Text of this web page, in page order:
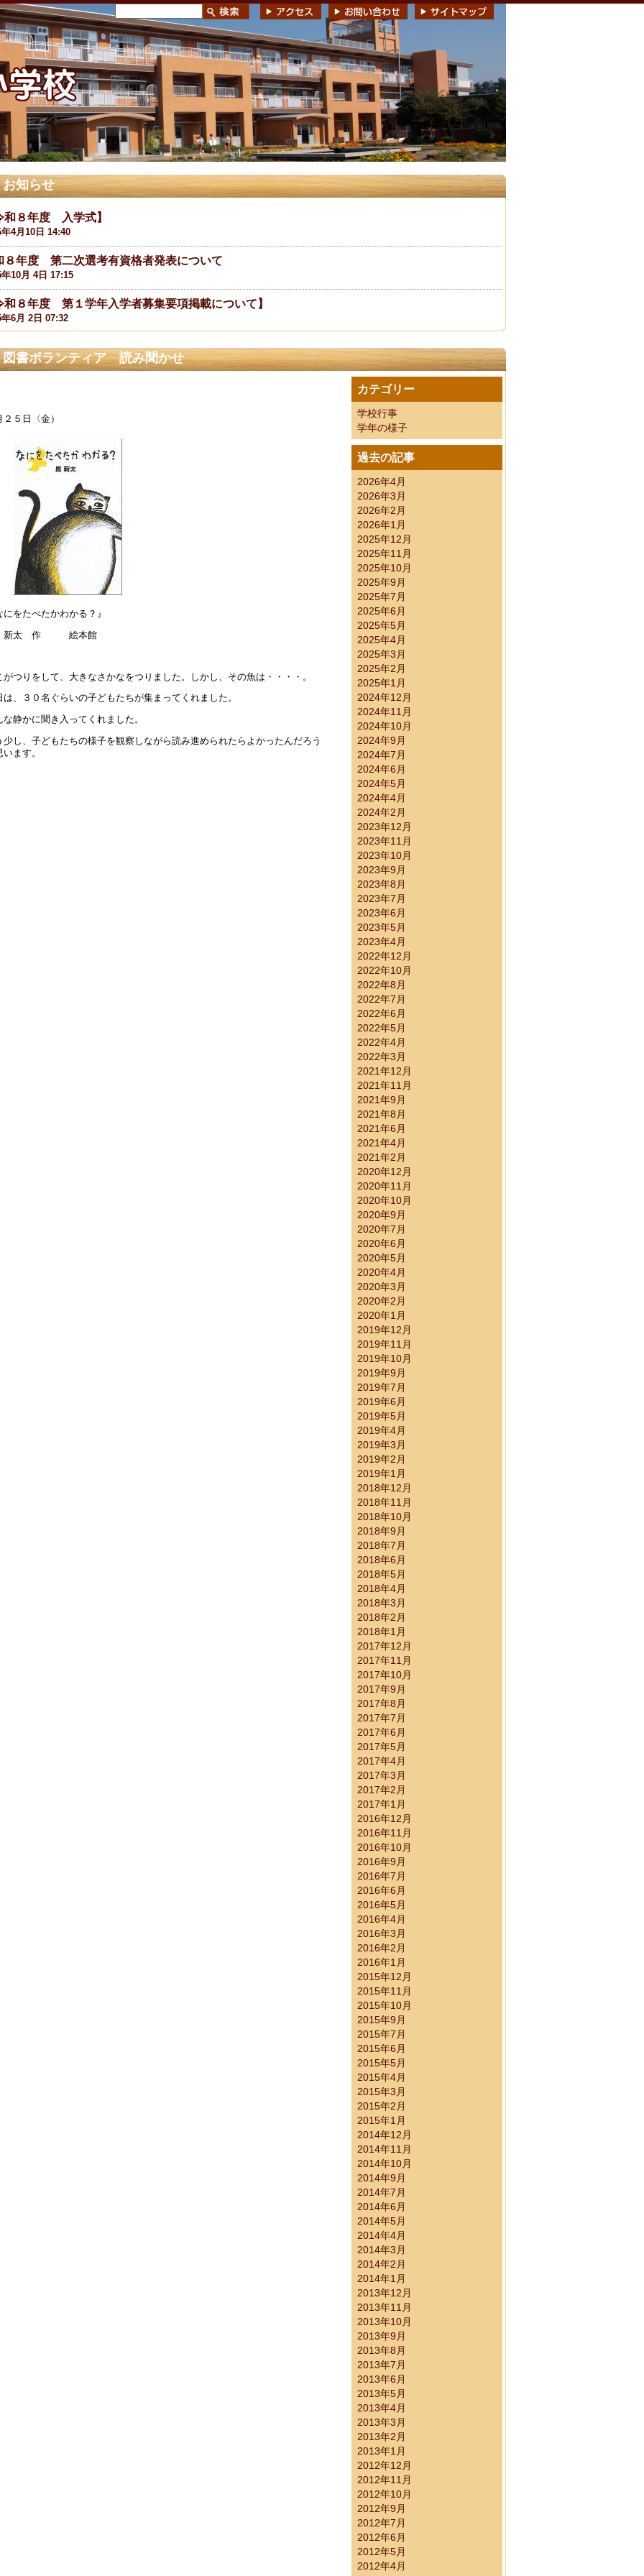
お知らせ
和８年度 入学式】
4月10日 14:40
８年度 第二次選考有資格者発表について
10月 4日 17:15
和８年度 第１学年入学者募集要項掲載について】
6月 2日 07:32
本AED財団 第７回 Schoolフォーラムの案内について】
1月 8日 14:39
大学教育学部附属小学校 令和７年度新入児選考 第２次選考有資格者 受検番号
年7月24日 16:02
和７年度 第１学年入学者募集要項掲載について】
年6月 3日 10:35
６年度使用教科書採択理由を掲載しました
年2月27日 15:07
６年度入学児童の選考 合格者発表
年10月 7日 17:15
年9月 7日 20:08
４１次（２年次）研究】公開研究会一次案内
会の活動をInstagramにて発信しています
年6月26日 17:23
開研究会】２月８日（土）授業公開一部中止のお知らせ（実施済み）
記】【公開研究会】２月３日（土）授業公開一部中止のお知らせ（実施済み）
開研究会】２月３日（土）授業公開一部中止のお知らせ（実施済み）
図書ボランティア 読み聞かせ
２５日〈金）
にをたべたかわかる？』
新太 作 絵本館
がつりをして、大きなさかなをつりました。しかし、その魚は・・・・。
は、３０名ぐらいの子どもたちが集まってくれました。
な静かに聞き入ってくれました。
少し、子どもたちの様子を観察しながら読み進められたらよかったんだろう
います。
カテゴリー
学校行事
学年の様子
過去の記事
2026年4月
2026年3月
2026年2月
2026年1月
2025年12月
2025年11月
2025年10月
2025年9月
2025年7月
2025年6月
2025年5月
2025年4月
2025年3月
2025年2月
2025年1月
2024年12月
2024年11月
2024年10月
2024年9月
2024年7月
2024年6月
2024年5月
2024年4月
2024年2月
2023年12月
2023年11月
2023年10月
2023年9月
2023年8月
2023年7月
2023年6月
2023年5月
2023年4月
2022年12月
2022年10月
2022年8月
2022年7月
2022年6月
2022年5月
2022年4月
2022年3月
2021年12月
2021年11月
2021年9月
2021年8月
2021年6月
2021年4月
2021年2月
2020年12月
2020年11月
2020年10月
2020年9月
2020年7月
2020年6月
2020年5月
2020年4月
2020年3月
2020年2月
2020年1月
2019年12月
2019年11月
2019年10月
2019年9月
2019年7月
2019年6月
2019年5月
2019年4月
2019年3月
2019年2月
2019年1月
2018年12月
2018年11月
2018年10月
2018年9月
2018年7月
2018年6月
2018年5月
2018年4月
2018年3月
2018年2月
2018年1月
2017年12月
2017年11月
2017年10月
2017年9月
2017年8月
2017年7月
2017年6月
2017年5月
2017年4月
2017年3月
2017年2月
2017年1月
2016年12月
2016年11月
2016年10月
2016年9月
2016年7月
2016年6月
2016年5月
2016年4月
2016年3月
2016年2月
2016年1月
2015年12月
2015年11月
2015年10月
2015年9月
2015年7月
2015年6月
2015年5月
2015年4月
2015年3月
2015年2月
2015年1月
2014年12月
2014年11月
2014年10月
2014年9月
2014年7月
2014年6月
2014年5月
2014年4月
2014年3月
2014年2月
2014年1月
2013年12月
2013年11月
2013年10月
2013年9月
2013年8月
2013年7月
2013年6月
2013年5月
2013年4月
2013年3月
2013年2月
2013年1月
2012年12月
2012年11月
2012年10月
2012年9月
2012年7月
2012年6月
2012年5月
2012年4月